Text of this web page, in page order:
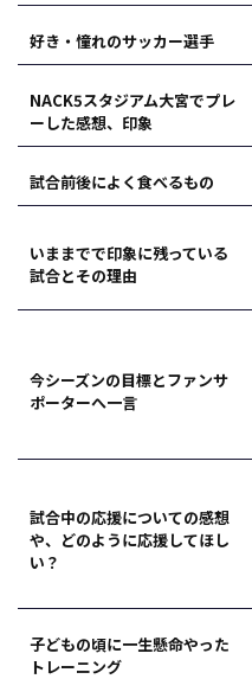
好き・憧れのサッカー選手
NACK5スタジアム大宮でプレ
ーした感想、印象
試合前後によく食べるもの
いままでで印象に残っている
試合とその理由
今シーズンの目標とファンサ
ポーターへ一言
試合中の応援についての感想
や、どのように応援してほし
い？
子どもの頃に一生懸命やった
トレーニング